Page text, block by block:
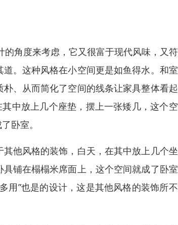
角度来考虑，它又很富于现代风味，又
。这种风格在小空间更是如鱼得水。和
、从而简化了空间的线条让家具整体看
中放上几个座垫，摆上一张矮几，这个
卧室。
他风格的装饰，白天，在其中放上几个
铺在榻榻米席面上，这个空间就成了卧
用”也是的设计，这是其他风格的装饰所